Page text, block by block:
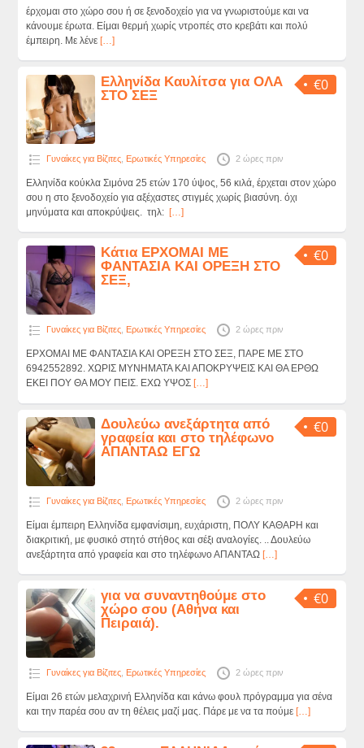
έρχομαι στο χώρο σου ή σε ξενοδοχείο για να γνωριστούμε και να
κάνουμε έρωτα. Είμαι θερμή χωρίς ντροπές στο κρεβάτι και πολύ
έμπειρη. Με λένε […]
€0
Ελληνίδα Καυλίτσα για ΟΛΑ
ΣΤΟ ΣΕΞ
Γυναίκες για Βίζιτες, Ερωτικές Υπηρεσίες 2 ώρες πριν
Ελληνίδα κούκλα Σιμόνα 25 ετών 170 ύψος, 56 κιλά, έρχεται στον χώρο
σου η στο ξενοδοχείο για αξέχαστες στιγμές χωρίς βιασύνη. όχι
μηνύματα και αποκρύψεις. τηλ: […]
€0
Κάτια ΕΡΧΟΜΑΙ ΜΕ
ΦΑΝΤΑΣΙΑ ΚΑΙ ΟΡΕΞΗ ΣΤΟ
ΣΕΞ,
Γυναίκες για Βίζιτες, Ερωτικές Υπηρεσίες 2 ώρες πριν
ΕΡΧΟΜΑΙ ΜΕ ΦΑΝΤΑΣΙΑ ΚΑΙ ΟΡΕΞΗ ΣΤΟ ΣΕΞ, ΠΑΡΕ ΜΕ ΣΤΟ
6942552892. ΧΩΡΙΣ ΜΥΝΗΜΑΤΑ ΚΑΙ ΑΠΟΚΡΥΨΕΙΣ ΚΑΙ ΘΑ ΕΡΘΩ
ΕΚΕΙ ΠΟΥ ΘΑ ΜΟΥ ΠΕΙΣ. ΕΧΩ ΥΨΟΣ […]
€0
Δουλεύω ανεξάρτητα από
γραφεία και στο τηλέφωνο
ΑΠΑΝΤΑΩ ΕΓΩ
Γυναίκες για Βίζιτες, Ερωτικές Υπηρεσίες 2 ώρες πριν
Είμαι έμπειρη Ελληνίδα εμφανίσιμη, ευχάριστη, ΠΟΛΥ ΚΑΘΑΡΗ και
διακριτική, με φυσικό στητό στήθος και σέξι αναλογίες. .. Δουλεύω
ανεξάρτητα από γραφεία και στο τηλέφωνο ΑΠΑΝΤΑΩ […]
€0
για να συναντηθούμε στο
χώρο σου (Αθήνα και
Πειραιά).
Γυναίκες για Βίζιτες, Ερωτικές Υπηρεσίες 2 ώρες πριν
Είμαι 26 ετών μελαχρινή Ελληνίδα και κάνω φουλ πρόγραμμα για σένα
και την παρέα σου αν τη θέλεις μαζί μας. Πάρε με να τα πούμε […]